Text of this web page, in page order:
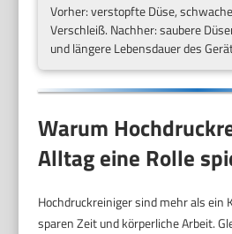
Vorher: verstopfte Düse,
Verschleiß. Nachher: saubere
und längere Lebensdauer des
Warum
Alltag eine Rolle
Hochdruckreiniger sind mehr als ein
sparen Zeit und körperliche Arbeit.